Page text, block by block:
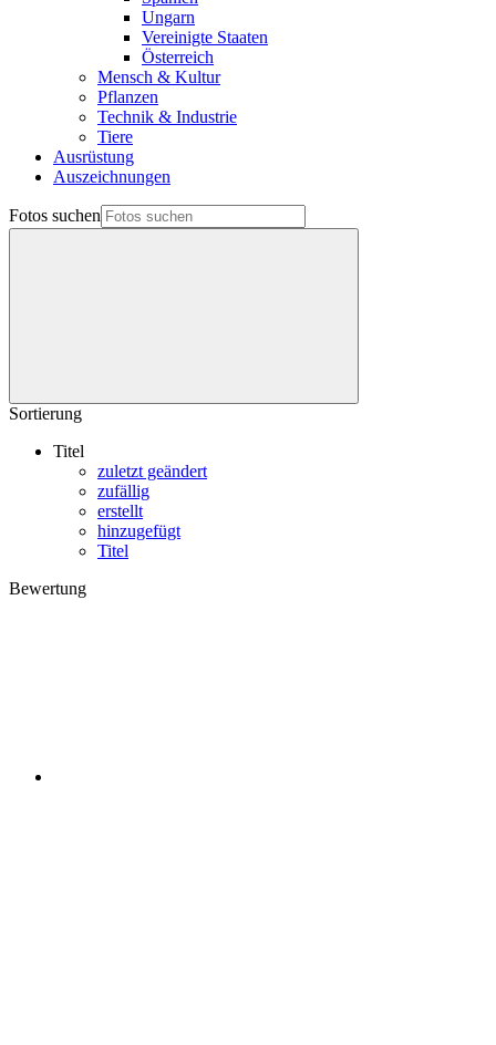
Ungarn
Vereinigte Staaten
Österreich
Mensch & Kultur
Pflanzen
Technik & Industrie
Tiere
Ausrüstung
Auszeichnungen
Fotos suchen
Sortierung
Titel
zuletzt geändert
zufällig
erstellt
hinzugefügt
Titel
Bewertung